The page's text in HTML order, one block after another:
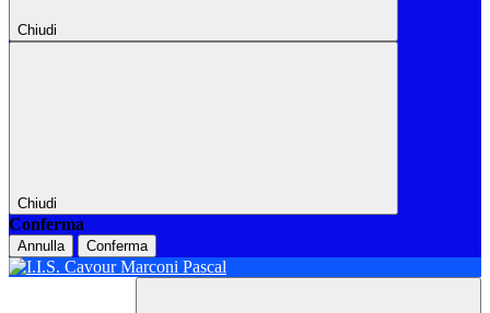
Chiudi
Chiudi
Conferma
Annulla Conferma